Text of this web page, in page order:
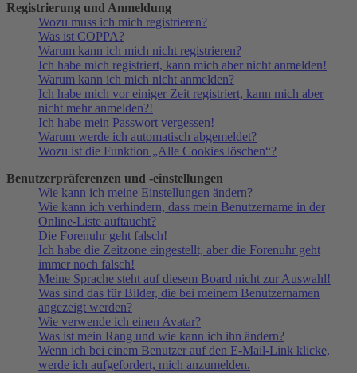
Registrierung und Anmeldung
Wozu muss ich mich registrieren?
Was ist COPPA?
Warum kann ich mich nicht registrieren?
Ich habe mich registriert, kann mich aber nicht anmelden!
Warum kann ich mich nicht anmelden?
Ich habe mich vor einiger Zeit registriert, kann mich aber
nicht mehr anmelden?!
Ich habe mein Passwort vergessen!
Warum werde ich automatisch abgemeldet?
Wozu ist die Funktion „Alle Cookies löschen“?
Benutzerpräferenzen und -einstellungen
Wie kann ich meine Einstellungen ändern?
Wie kann ich verhindern, dass mein Benutzername in der
Online-Liste auftaucht?
Die Forenuhr geht falsch!
Ich habe die Zeitzone eingestellt, aber die Forenuhr geht
immer noch falsch!
Meine Sprache steht auf diesem Board nicht zur Auswahl!
Was sind das für Bilder, die bei meinem Benutzernamen
angezeigt werden?
Wie verwende ich einen Avatar?
Was ist mein Rang und wie kann ich ihn ändern?
Wenn ich bei einem Benutzer auf den E-Mail-Link klicke,
werde ich aufgefordert, mich anzumelden.